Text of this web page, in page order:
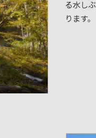
る水し
ります。